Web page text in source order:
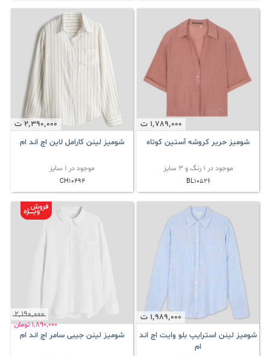
1٬789٬000 ت
شومیز حریر کروشه آستین کوتاه
موجود در 1 رنگ و 3 سایز
BL10526
2٬390٬000 ت
شومیز لینن کارامل لاین اچ اند ام
موجود در 1 سایز
CH10494
1٬989٬000 ت
شومیز لینن استرایپ بلو وایت اچ اند
ام
2٬190٬000
1٬890٬000تومان
شومیز لینن جیبی سامر اچ اند ام